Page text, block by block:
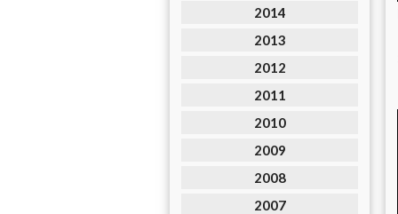
2014
2013
2012
2011
2010
2009
2008
2007